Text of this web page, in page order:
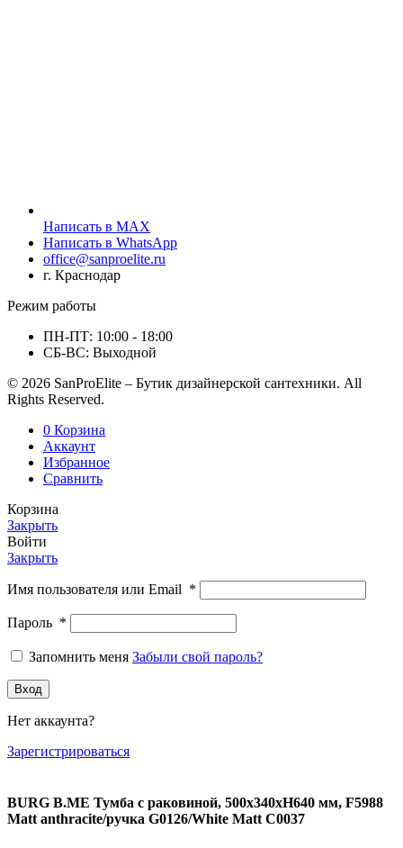
Написать в MAX
Написать в WhatsApp
office@sanproelite.ru
г. Краснодар
Режим работы
ПН-ПТ: 10:00 - 18:00
СБ-ВС: Выходной
© 2026 SanProElite – Бутик дизайнерской сантехники. All
Rights Reserved.
0 Корзина
Аккаунт
Избранное
Сравнить
Корзина
Закрыть
Войти
Закрыть
Имя пользователя или Email *
Пароль *
Запомнить меня Забыли свой пароль?
Вход
Нет аккаунта?
Зарегистрироваться
BURG B.ME Тумба с раковиной, 500х340хН640 мм, F5988
Matt anthracite/ручка G0126/White Matt C0037